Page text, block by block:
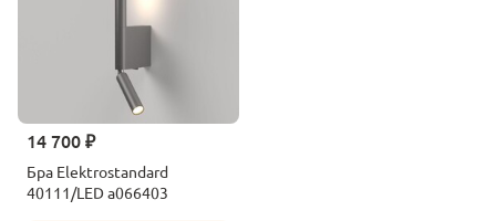
14 700 ₽
Бра Elektrostandard
40111/LED a066403